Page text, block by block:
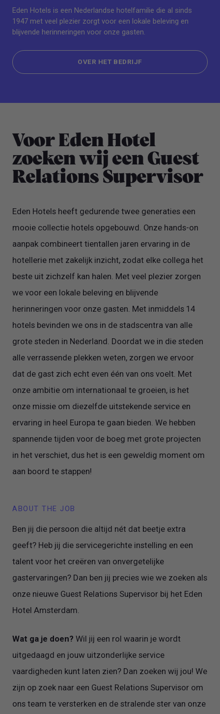
Eden Hotels is een Nederlandse hotelfamilie die al sinds
1947 met veel plezier zorgt voor een lokale beleving en
blijvende herinneringen voor onze gasten.
OVER HET BEDRIJF
Voor Eden Hotel
zoeken wij een Guest
Relations Supervisor
Eden Hotels heeft gedurende twee generaties een
mooie collectie hotels opgebouwd. Onze hands-on
aanpak combineert tientallen jaren ervaring in de
hotellerie met zakelijk inzicht, zodat elke collega het
beste uit zichzelf kan halen. Met veel plezier zorgen
we voor een lokale beleving en blijvende
herinneringen voor onze gasten. Met inmiddels 14
hotels bevinden we ons in de stadscentra van alle
grote steden in Nederland. Doordat we in die steden
alle verrassende plekken weten, zorgen we ervoor
dat de gast zich echt even één van ons voelt. Met
onze ambitie om internationaal te groeien, is het
onze missie om diezelfde uitstekende service en
ervaring in heel Europa te gaan bieden. We hebben
spannende tijden voor de boeg met grote projecten
in het verschiet, dus het is een geweldig moment om
aan boord te stappen!
ABOUT THE JOB
Ben jij die persoon die altijd nét dat beetje extra
geeft? Heb jij die servicegerichte instelling en een
talent voor het creëren van onvergetelijke
gastervaringen? Dan ben jij precies wie we zoeken als
onze nieuwe Guest Relations Supervisor bij het Eden
Hotel Amsterdam.
Wat ga je doen? Wil jij een rol waarin je wordt
uitgedaagd en jouw uitzonderlijke service
vaardigheden kunt laten zien? Dan zoeken wij jou! We
zijn op zoek naar een Guest Relations Supervisor om
ons team te versterken en de stralende ster van onze